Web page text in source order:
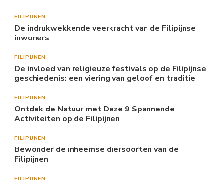
FILIPIJNEN
De indrukwekkende veerkracht van de Filipijnse
inwoners
FILIPIJNEN
De invloed van religieuze festivals op de Filipijnse
geschiedenis: een viering van geloof en traditie
FILIPIJNEN
Ontdek de Natuur met Deze 9 Spannende
Activiteiten op de Filipijnen
FILIPIJNEN
Bewonder de inheemse diersoorten van de
Filipijnen
FILIPIJNEN